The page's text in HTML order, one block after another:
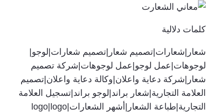
كلمات دلالية
شعار|شعارات|تصميم شعار|تصميم شعارات|لوجو|
لوجوهات|عمل لوجو|عمل لوجوهات|شركة تصميم
شعار|شركة دعاية واعلان|وكالة دعاية واعلان|تصميم
العلامة التجارية|شعار براند|لوجو براند|تسجيل العلامة
التجارية|طباعة الشعار|أشهر الشعارات|logo|logo